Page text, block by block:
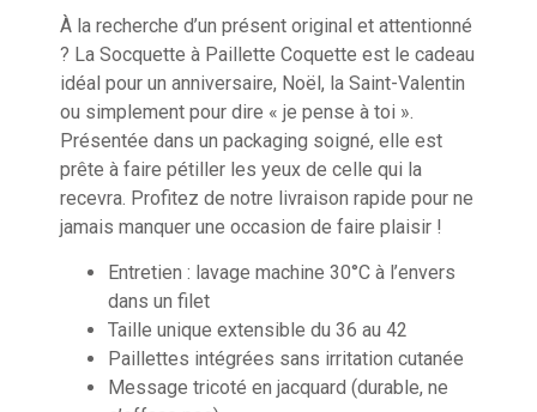
À la recherche d’un présent original et attentionné
? La Socquette à Paillette Coquette est le cadeau
idéal pour un anniversaire, Noël, la Saint-Valentin
ou simplement pour dire « je pense à toi ».
Présentée dans un packaging soigné, elle est
prête à faire pétiller les yeux de celle qui la
recevra. Profitez de notre livraison rapide pour ne
jamais manquer une occasion de faire plaisir !
Entretien : lavage machine 30°C à l’envers
dans un filet
Taille unique extensible du 36 au 42
Paillettes intégrées sans irritation cutanée
Message tricoté en jacquard (durable, ne